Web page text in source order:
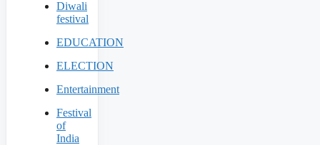
Diwali
festival
EDUCATION
ELECTION
Entertainment
Festival
of
India